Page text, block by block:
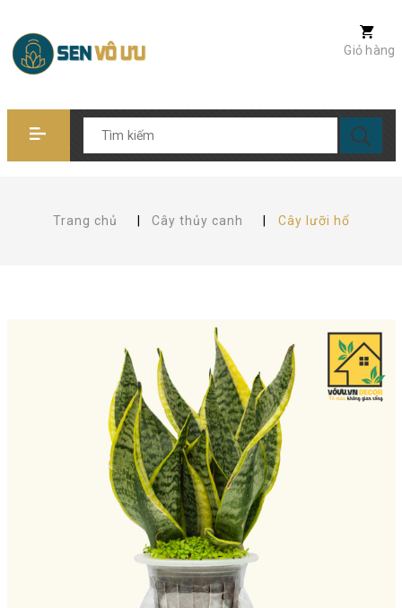
Giỏ hàng
Trang chủ Cây thủy canh Cây lưỡi hổ